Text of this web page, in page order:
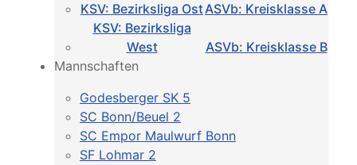
KSV: Bezirksliga OstASVb: Kreisklasse A
KSV: Bezirksliga
West
ASVb: Kreisklasse B
Mannschaften
Godesberger SK 5
SC Bonn/Beuel 2
SC Empor Maulwurf Bonn
SF Lohmar 2